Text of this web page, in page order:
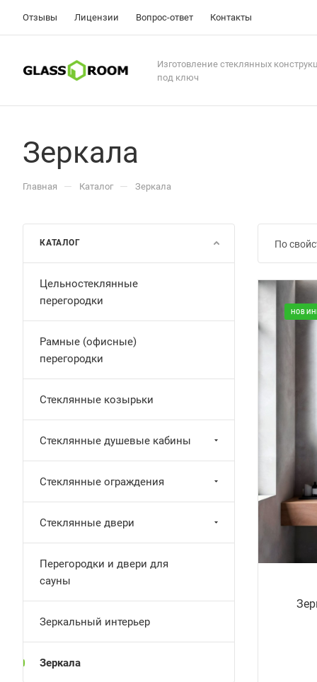
Отзывы Лицензии Вопрос-ответ Контакты
Изготовление стеклянных
под ключ
Зеркала
Главная — Каталог — Зеркала
По
КАТАЛОГ
Цельностеклянные
перегородки
Рамные (офисные)
перегородки
Стеклянные козырьки
Стеклянные душевые кабины
Стеклянные ограждения
Стеклянные двери
Перегородки и двери для
сауны
Зеркальный интерьер
Зеркала